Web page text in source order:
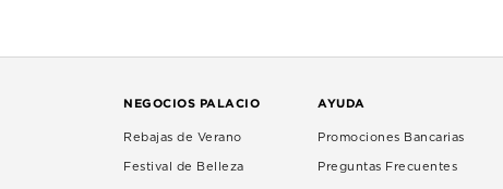
NEGOCIOS PALACIO
Rebajas de Verano
Festival de Belleza
AYUDA
Promociones Bancarias
Preguntas Frecuentes